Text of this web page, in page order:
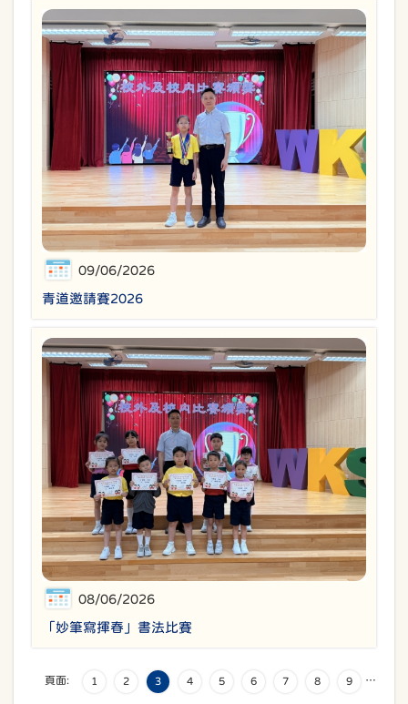
09/06/2026
青道邀請賽2026
08/06/2026
「妙筆寫揮春」書法比賽
頁面: 1 2 3 4 5 6 7 8 9 …